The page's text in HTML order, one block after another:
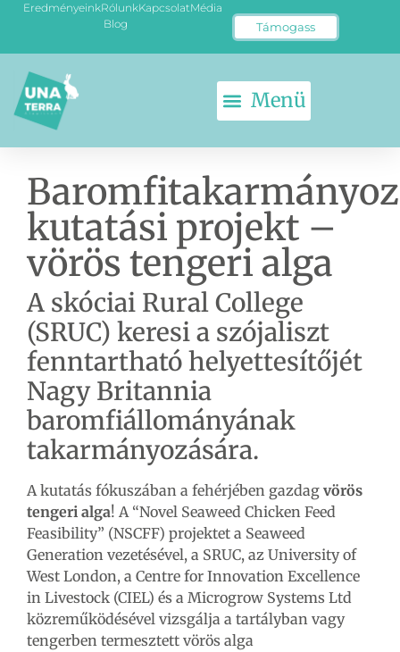
EredményeinkRólunkKapcsolatMédia
Blog
Támogass
kutatási projekt –
vörös tengeri alga
A skóciai Rural College
(SRUC) keresi a szójaliszt
fenntartható helyettesítőjét
Nagy Britannia
baromfiállományának
takarmányozására.
A kutatás fókuszában a fehérjében gazdag vörös
tengeri alga! A “Novel Seaweed Chicken Feed
Feasibility” (NSCFF) projektet a Seaweed
Generation vezetésével, a SRUC, az University of
West London, a Centre for Innovation Excellence
in Livestock (CIEL) és a Microgrow Systems Ltd
közreműködésével vizsgálja a tartályban vagy
tengerben termesztett vörös alga